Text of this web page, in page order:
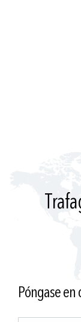
Póngase